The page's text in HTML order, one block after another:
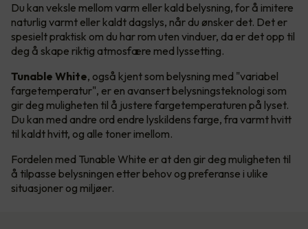
Du kan veksle mellom varm eller kald belysning, for å imitere
naturlig varmt eller kaldt dagslys, når du ønsker det. Det er
spesielt praktisk om du har rom uten vinduer, da er det opp til
deg å skape riktig atmosfære med lyssetting.
Tunable White, også kjent som belysning med "variabel
fargetemperatur", er en avansert belysningsteknologi som
gir deg muligheten til å justere fargetemperaturen på lyset.
Du kan med andre ord endre lyskildens farge, fra varmt hvitt
til kaldt hvitt, og alle toner imellom.
Fordelen med Tunable White er at den gir deg muligheten til
å tilpasse belysningen etter behov og preferanse i ulike
situasjoner og miljøer.